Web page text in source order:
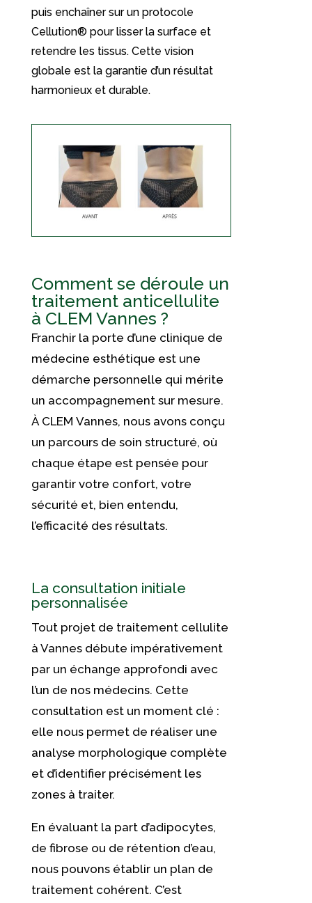
puis enchaîner sur un protocole
Cellution® pour lisser la surface et
retendre les tissus. Cette vision
globale est la garantie d’un résultat
harmonieux et durable.
Comment se déroule un
traitement anticellulite
à CLEM Vannes ?
Franchir la porte d’une clinique de
médecine esthétique est une
démarche personnelle qui mérite
un accompagnement sur mesure.
À CLEM Vannes, nous avons conçu
un parcours de soin structuré, où
chaque étape est pensée pour
garantir votre confort, votre
sécurité et, bien entendu,
l’efficacité des résultats.
La consultation initiale
personnalisée
Tout projet de traitement cellulite
à Vannes débute impérativement
par un échange approfondi avec
l’un de nos médecins. Cette
consultation est un moment clé :
elle nous permet de réaliser une
analyse morphologique complète
et d’identifier précisément les
zones à traiter.
En évaluant la part d’adipocytes,
de fibrose ou de rétention d’eau,
nous pouvons établir un plan de
traitement cohérent. C’est